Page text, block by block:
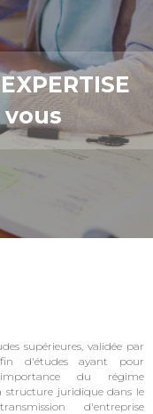
vous
supérieures, validée par
d'études ayant pour
du régime
juridique dans le
d'entreprise